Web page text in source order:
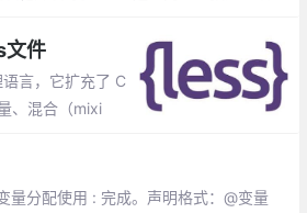
文件
言，它扩充了 C
、混合（mixi
介绍less文件如
量分配使用 : 完成。声明格式：@变量